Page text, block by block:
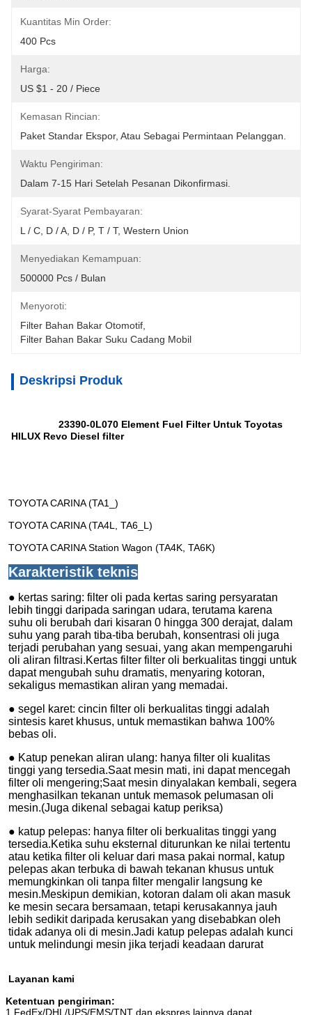
Kuantitas Min Order:
400 Pcs
Harga:
US $1 - 20 / Piece
Kemasan Rincian:
Paket Standar Ekspor, Atau Sebagai Permintaan Pelanggan.
Waktu Pengiriman:
Dalam 7-15 Hari Setelah Pesanan Dikonfirmasi.
Syarat-Syarat Pembayaran:
L / C, D / A, D / P, T / T, Western Union
Menyediakan Kemampuan:
500000 Pcs / Bulan
Menyoroti:
Filter Bahan Bakar Otomotif
Filter Bahan Bakar Suku Cadang Mobil
Deskripsi Produk
23390-0L070 Element Fuel Filter Untuk Toyotas
HILUX Revo Diesel filter
TOYOTA CARINA (TA1_)
TOYOTA CARINA (TA4L, TA6_L)
TOYOTA CARINA Station Wagon (TA4K, TA6K)
Karakteristik teknis
● kertas saring: filter oli pada kertas saring persyaratan
lebih tinggi daripada saringan udara, terutama karena
suhu oli berubah dari kisaran 0 hingga 300 derajat, dalam
suhu yang parah tiba-tiba berubah, konsentrasi oli juga
terjadi perubahan yang sesuai, yang akan mempengaruhi
oli aliran filtrasi.Kertas filter filter oli berkualitas tinggi untuk
dapat mengubah suhu dramatis, menyaring kotoran,
sekaligus memastikan aliran yang memadai.
● segel karet: cincin filter oli berkualitas tinggi adalah
sintesis karet khusus, untuk memastikan bahwa 100%
bebas oli.
● Katup penekan aliran ulang: hanya filter oli kualitas
tinggi yang tersedia.Saat mesin mati, ini dapat mencegah
filter oli mengering;Saat mesin dinyalakan kembali, segera
menghasilkan tekanan untuk memasok pelumasan oli
mesin.(Juga dikenal sebagai katup periksa)
● katup pelepas: hanya filter oli berkualitas tinggi yang
tersedia.Ketika suhu eksternal diturunkan ke nilai tertentu
atau ketika filter oli keluar dari masa pakai normal, katup
pelepas akan terbuka di bawah tekanan khusus untuk
memungkinkan oli tanpa filter mengalir langsung ke
mesin.Meskipun demikian, kotoran dalam oli akan masuk
ke mesin secara bersamaan, tetapi kerusakannya jauh
lebih sedikit daripada kerusakan yang disebabkan oleh
tidak adanya oli di mesin.Jadi katup pelepas adalah kunci
untuk melindungi mesin jika terjadi keadaan darurat
Layanan kami
Ketentuan pengiriman:
1.FedEx/DHL/UPS/EMS/TNT dan ekspres lainnya dapat